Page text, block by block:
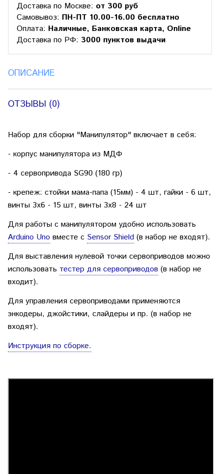
Доставка по Москве: от 300 руб
Самовывоз: ПН-ПТ 10.00-16.00 бесплатно
Оплата: Наличные, Банковская карта, Online
Доставка по РФ: 3000 пунктов выдачи
ОПИСАНИЕ
ОТЗЫВЫ (0)
Набор для сборки "Манипулятор" включает в себя:
- корпус манипулятора из МДФ
- 4 сервопривода SG90 (180 гр)
- крепеж: стойки мама-папа (15мм) - 4 шт, гайки - 6 шт,
винты 3х6 - 15 шт, винты 3х8 - 24 шт
Для работы с манипулятором удобно использовать
Arduino Uno вместе с Sensor Shield (в набор не входят).
Для выставления нулевой точки сервоприводов можно
использовать тестер для сервоприводов (в набор не
входит).
Для управления сервоприводами применяются
энкодеры, джойстики, слайдеры и пр. (в набор не
входят).
Инструкция по сборке.